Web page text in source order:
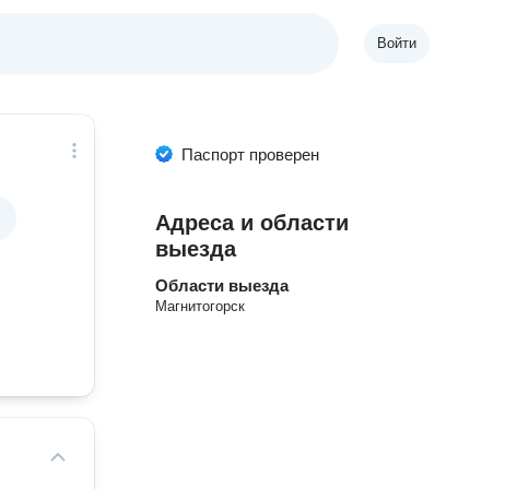
Войти
Паспорт проверен
Адреса и области
выезда
Области выезда
Магнитогорск